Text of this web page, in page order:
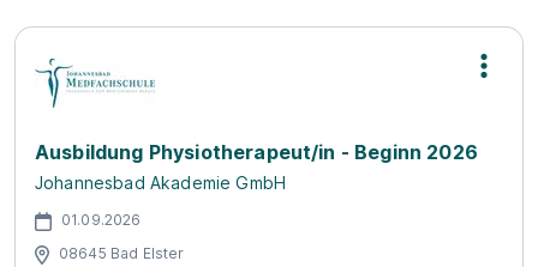
Ausbildung Physiotherapeut/in - Beginn 2026
Johannesbad Akademie GmbH
01.09.2026
08645 Bad Elster